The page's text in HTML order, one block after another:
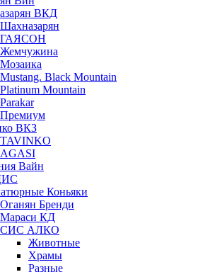
ВКД
Шахназарян
ГАЯСОН
Жемчужина
Мозаика
Mustang. Black Mountain
Platinum Mountain
Parakar
Премиум
ВКЗ
TAVINKO
AGASI
Вайн
Коньяки
Оганян Бренди
Мараси КД
СИС АЛКО
Животные
Храмы
Разные